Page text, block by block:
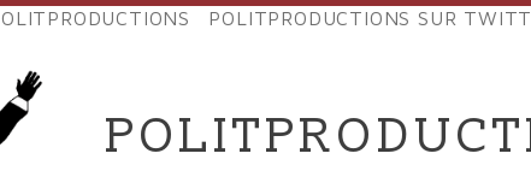
POLITPRODUCTIONS SUR